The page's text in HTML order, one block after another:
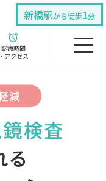
新橋駅から徒歩1分
診療時間
・アクセス